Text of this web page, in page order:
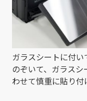
ガラスシートに付
のぞいて、ガラスシ
わせて慎重に貼り付